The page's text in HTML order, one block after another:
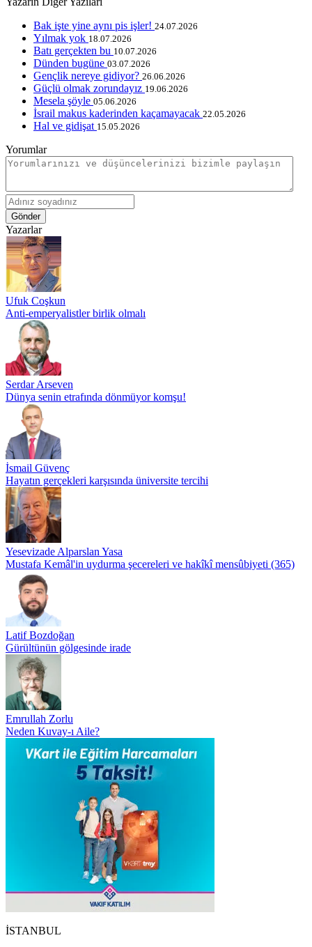
Bak işte yine aynı pis işler! 24.07.2026
Yılmak yok 18.07.2026
Batı gerçekten bu 10.07.2026
Dünden bugüne 03.07.2026
Gençlik nereye gidiyor? 26.06.2026
Güçlü olmak zorundayız 19.06.2026
Mesela şöyle 05.06.2026
İsrail makus kaderinden kaçamayacak 22.05.2026
Hal ve gidişat 15.05.2026
Yorumlar
Gönder
Yazarlar
Ufuk Coşkun
Anti-emperyalistler birlik olmalı
Serdar Arseven
Dünya senin etrafında dönmüyor komşu!
İsmail Güvenç
Hayatın gerçekleri karşısında üniversite tercihi
Yesevizade Alparslan Yasa
Mustafa Kemâl'in uydurma şecereleri ve hakîkî mensûbiyeti (365)
Latif Bozdoğan
Gürültünün gölgesinde irade
Emrullah Zorlu
Neden Kuvay-ı Aile?
İSTANBUL